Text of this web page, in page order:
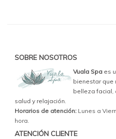
SOBRE NOSOTROS
Vuala Spa es
bienestar que
belleza facial,
salud y relajación.
Horarios de atención: Lunes a
hora.
ATENCIÓN CLIENTE